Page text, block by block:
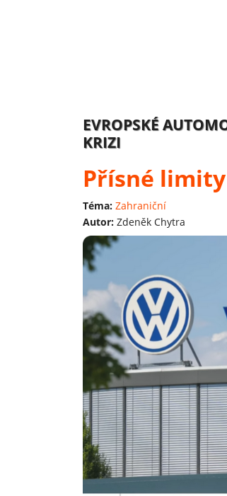
EVROPSKÉ
KRIZI
Přísné limity
Téma: Zahraniční
Autor: Zdeněk Chytra